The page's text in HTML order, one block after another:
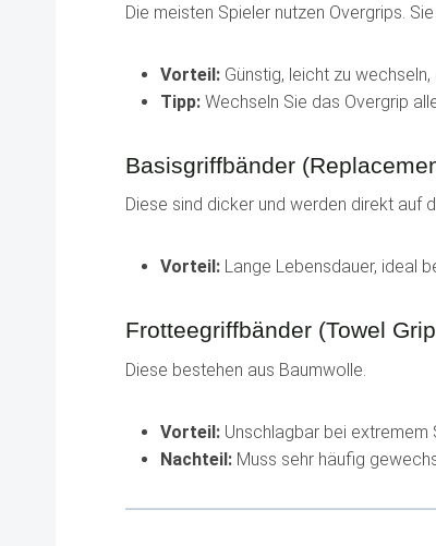
Die meisten Spieler nutzen Overgrips.
Vorteil: Günstig, leicht zu
Tipp: Wechseln Sie das Overgrip
Basisgriffbänder
Diese sind dicker und werden direkt auf
Vorteil: Lange Lebensdauer, ideal
Frotteegriffbänder (Towel
Diese bestehen aus Baumwolle.
Vorteil: Unschlagbar bei extremem
Nachteil: Muss sehr häufig